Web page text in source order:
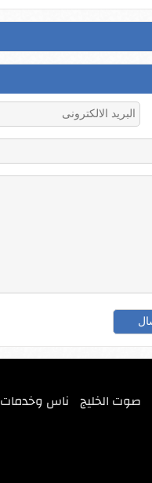
صوت الخليج ناس وخدمات